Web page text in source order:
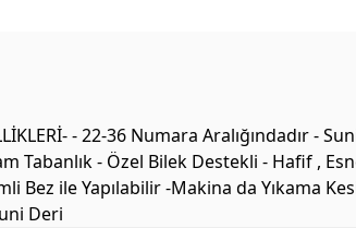
- 22-36 Numara Aralığındadır -
Tabanlık - Özel Bilek Destekli - Hafif ,
Bez ile Yapılabilir -Makina da Yıkama
Deri